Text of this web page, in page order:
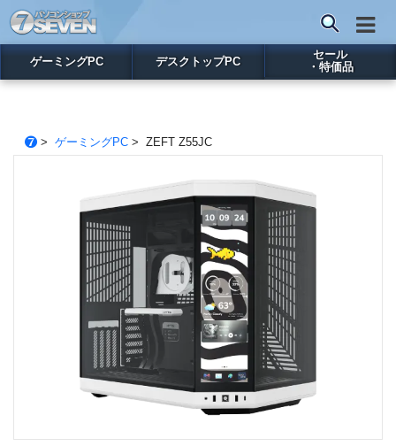
ゲーミングPC デスクトップPC
セール
・特価品
> ゲーミングPC> ZEFT Z55JC